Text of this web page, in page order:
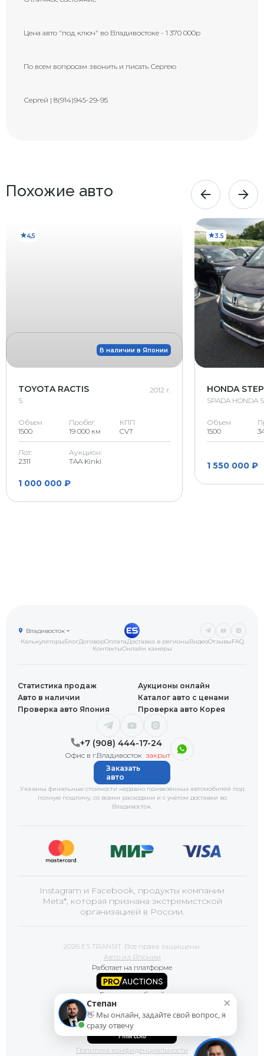
Цена авто "под ключ" во Владивостоке - 1 370 000р
По всем вопросам звонить и писать Сергею
Сергей | 8(914)945-29-95
Похожие авто
4,5
В наличии в Японии
TOYOTA RACTIS
S
2012 г.
Объем
1500
Пробег
19 000 км
КПП
CVT
Лот:
2311
Аукцион:
TAA Kinki
1 000 000 ₽
3.5
HONDA
SPADA HONDA
Объем
1500
1 550 000 ₽
КалькуляторыБлогДоговорОплатаДоставка в регионыВидеоОтзывыFAQ
КонтактыОнлайн камеры
Владивосток
+7 (908) 444-17-24
Офис в г.Владивосток закрыт
Статистика продаж
Аукционы онлайн
Авто в наличии
Каталог авто с ценами
Проверка авто Япония
Проверка авто Корея
Указаны финальные стоимости недавно привезённых автомобилей под
полную пошлину, со всеми расходами и с учётом доставки во
Владивосток.
Заказать
авто
Instagram и Facebook, продукты компании
Meta*, которая признана экстремистской
организацией в России.
2026 ES TRANSIT. Все права защищены.
Авто из Японии
Работает на платформе
Базы автомобилей
Сайт продвигает
Политика конфиденциальности
×
Степан
👋 Мы онлайн, задайте свой вопрос, я
сразу отвечу